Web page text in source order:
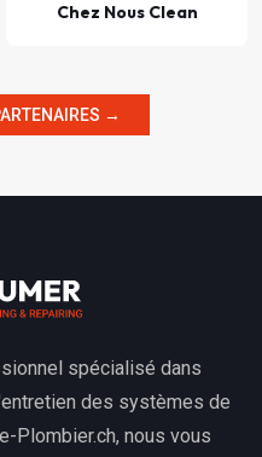
Chez Nous Clean
→
spécialisé dans
des systèmes de
Plombier.ch, nous vous